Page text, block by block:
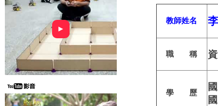
►
教師姓名
職 稱
學 歷